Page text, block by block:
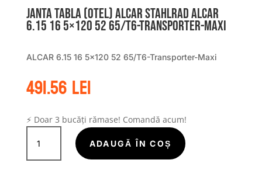
Janta tabla (otel) ALCAR STAHLRAD ALCAR
6.15 16 5×120 52 65/T6-Transporter-Maxi
ALCAR 6.15 16 5×120 52 65/T6-Transporter-Maxi
491.56lei
⚡ Doar 3 bucăți rămase! Comandă acum!
Cantitate
Janta
tabla
ADAUGĂ ÎN COȘ